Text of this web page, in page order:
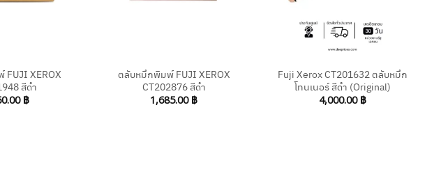
XEROX
สีดำ
฿
ตลับหมึกพิมพ์ FUJI XEROX
CT202876 สีดำ
1,685.00 ฿
Fuji Xerox CT201632 ตลับหมึก
โทนเนอร์ สีดำ (Original)
4,000.00 ฿